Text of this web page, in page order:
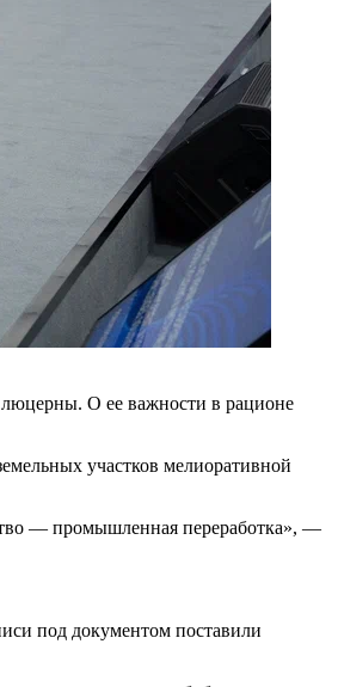
люцерны. О ее важности в рационе
участков мелиоративной
— промышленная переработка», —
под документом поставили